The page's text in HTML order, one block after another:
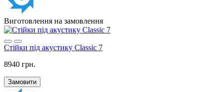
Виготовлення на замовлення
Стійки під акустику Classic 7
8940 грн.
Замовити